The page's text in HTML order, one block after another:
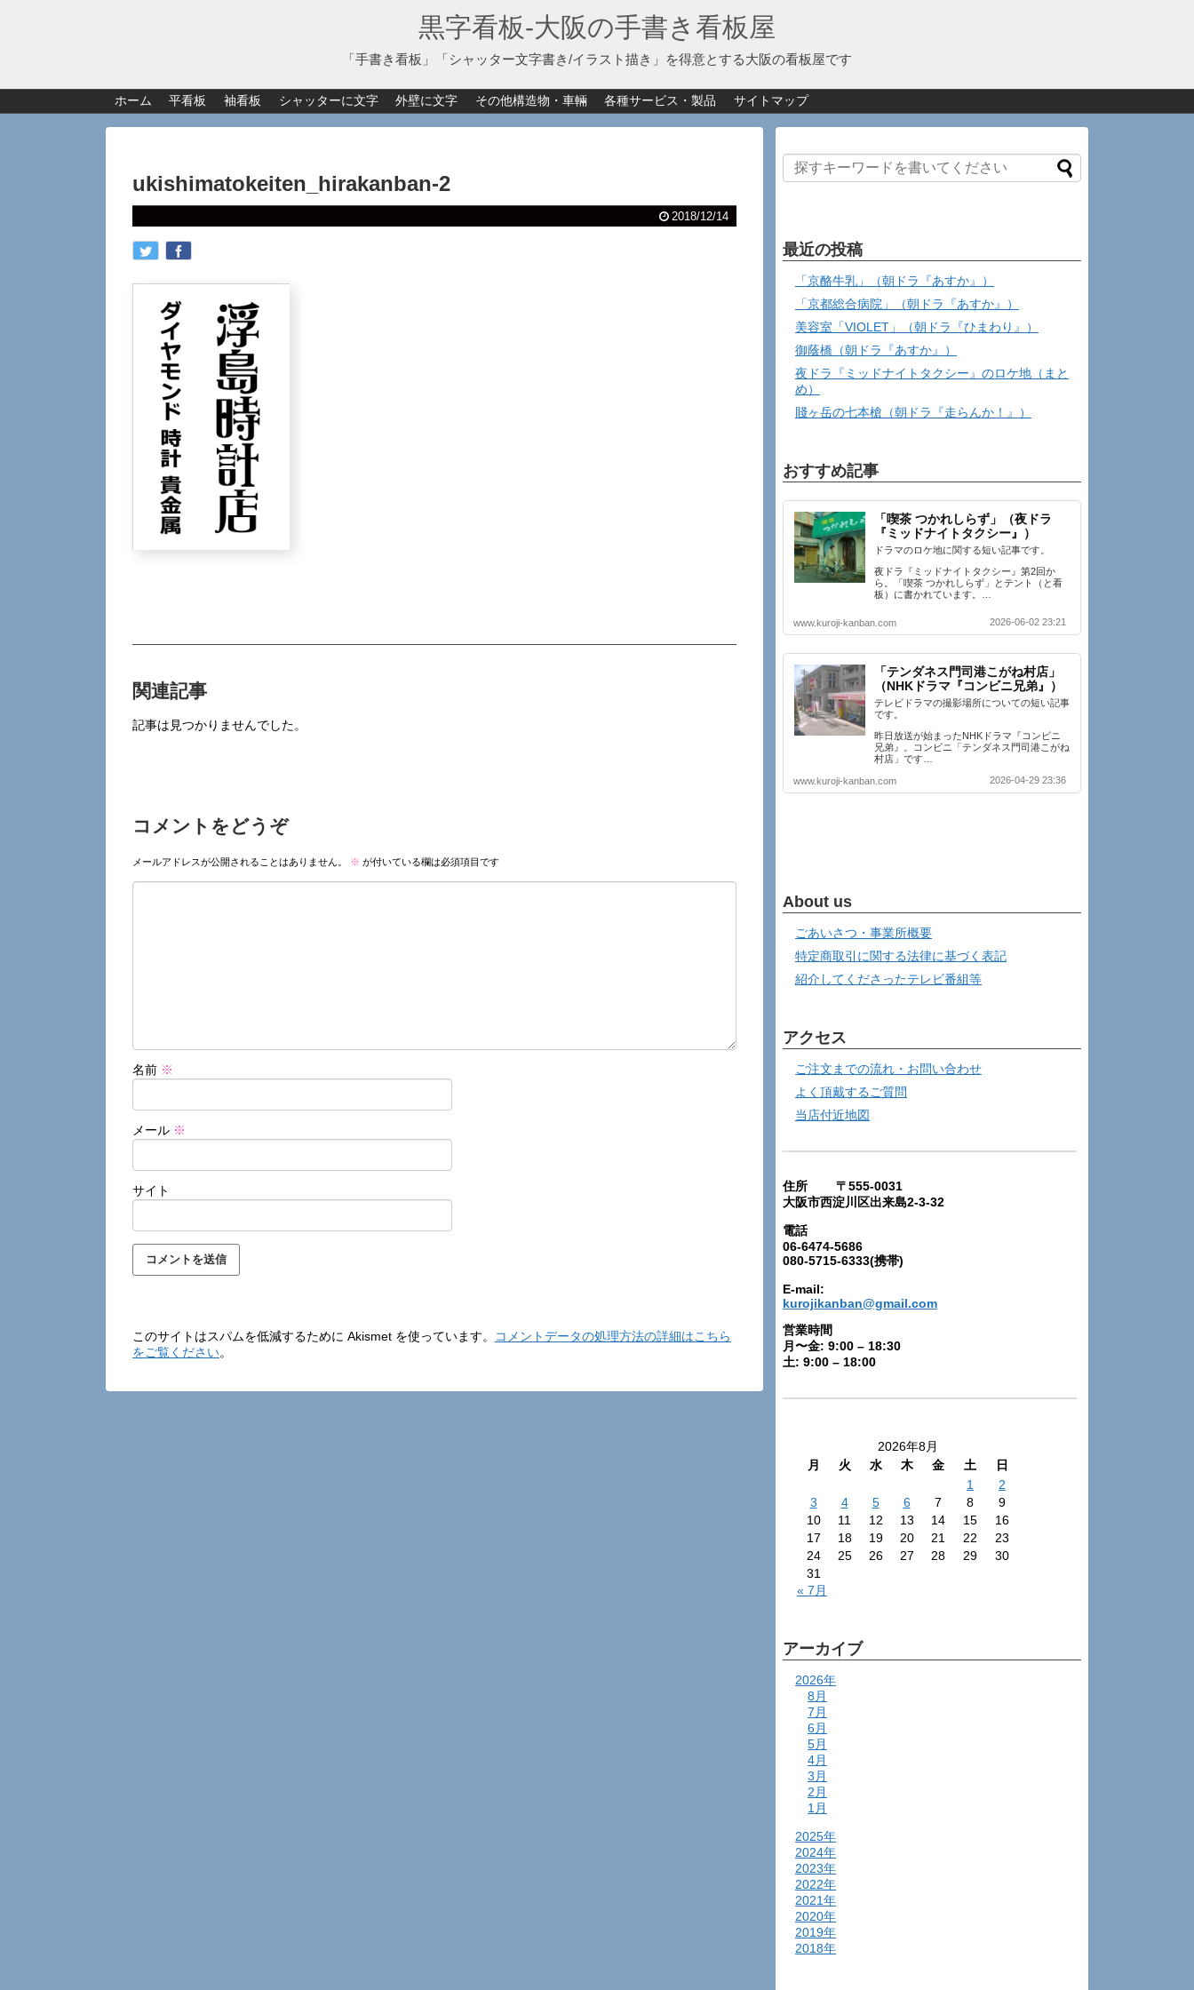
黒字看板‐大阪の手書き看板屋
「手書き看板」「シャッター文字書き/イラスト描き」を得意とする大阪の看板屋です
ホーム 平看板 袖看板 シャッターに文字 外壁に文字 その他構造物・車輛 各種サービス・製品 サイトマップ
ukishimatokeiten_hirakanban-2
2018/12/14
関連記事
記事は見つかりませんでした。
コメントをどうぞ
メールアドレスが公開されることはありません。 ※ が付いている欄は必須項目です
名前 ※
メール ※
サイト
このサイトはスパムを低減するために Akismet を使っています。
コメントデータの処理方法の詳細はこちら
をご覧ください。
最近の投稿
「京酪牛乳」（朝ドラ『あすか』）
「京都総合病院」（朝ドラ『あすか』）
美容室「VIOLET」（朝ドラ『ひまわり』）
御蔭橋（朝ドラ『あすか』）
夜ドラ『ミッドナイトタクシー』のロケ地（まと
め）
賤ヶ岳の七本槍（朝ドラ『走らんか！』）
おすすめ記事
「喫茶 つかれしらず」（夜ドラ
『ミッドナイトタクシー』）
ドラマのロケ地に関する短い記事です。
夜ドラ『ミッドナイトタクシー』第2回か
ら。「喫茶 つかれしらず」とテント（と看
板）に書かれています。…
www.kuroji-kanban.com 2026-06-02 23:21
「テンダネス門司港こがね村店」
（NHKドラマ『コンビニ兄弟』）
テレビドラマの撮影場所についての短い記事
です。
昨日放送が始まったNHKドラマ『コンビニ
兄弟』。コンビニ「テンダネス門司港こがね
村店」です…
www.kuroji-kanban.com 2026-04-29 23:36
About us
ごあいさつ・事業所概要
特定商取引に関する法律に基づく表記
紹介してくださったテレビ番組等
アクセス
ご注文までの流れ・お問い合わせ
よく頂戴するご質問
当店付近地図
住所 〒555-0031
大阪市西淀川区出来島2-3-32
電話
06-6474-5686
080-5715-6333(携帯)
E-mail:
kurojikanban@gmail.com
営業時間
月〜金: 9:00 – 18:30
土: 9:00 – 18:00
2026年8月
月
火 水 木 金 土
日
1
2
3
4 5 6 7 8
9
10
11 12 13 14 15
16
17
18 19 20 21 22
23
24
25 26 27 28 29
30
31
« 7月
アーカイブ
2026年
8月
7月
6月
5月
4月
3月
2月
1月
2025年
2024年
2023年
2022年
2021年
2020年
2019年
2018年